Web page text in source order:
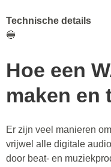
Technische details
🔵
Hoe een
maken en
Er zijn veel manieren
vrijwel alle digitale
door beat- en